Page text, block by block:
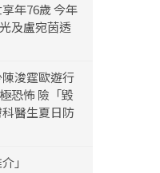
年76歲 今年
及盧宛茵透
浚霆歐遊行
恐怖 險「毀
醫生夏日防
」